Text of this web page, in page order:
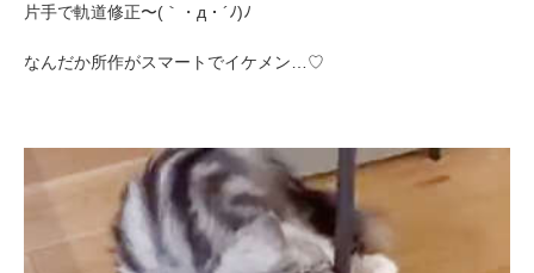
片手で軌道修正〜(｀・д・´ﾉ)ﾉ
なんだか所作がスマートでイケメン…♡
アプリをダウンロードする